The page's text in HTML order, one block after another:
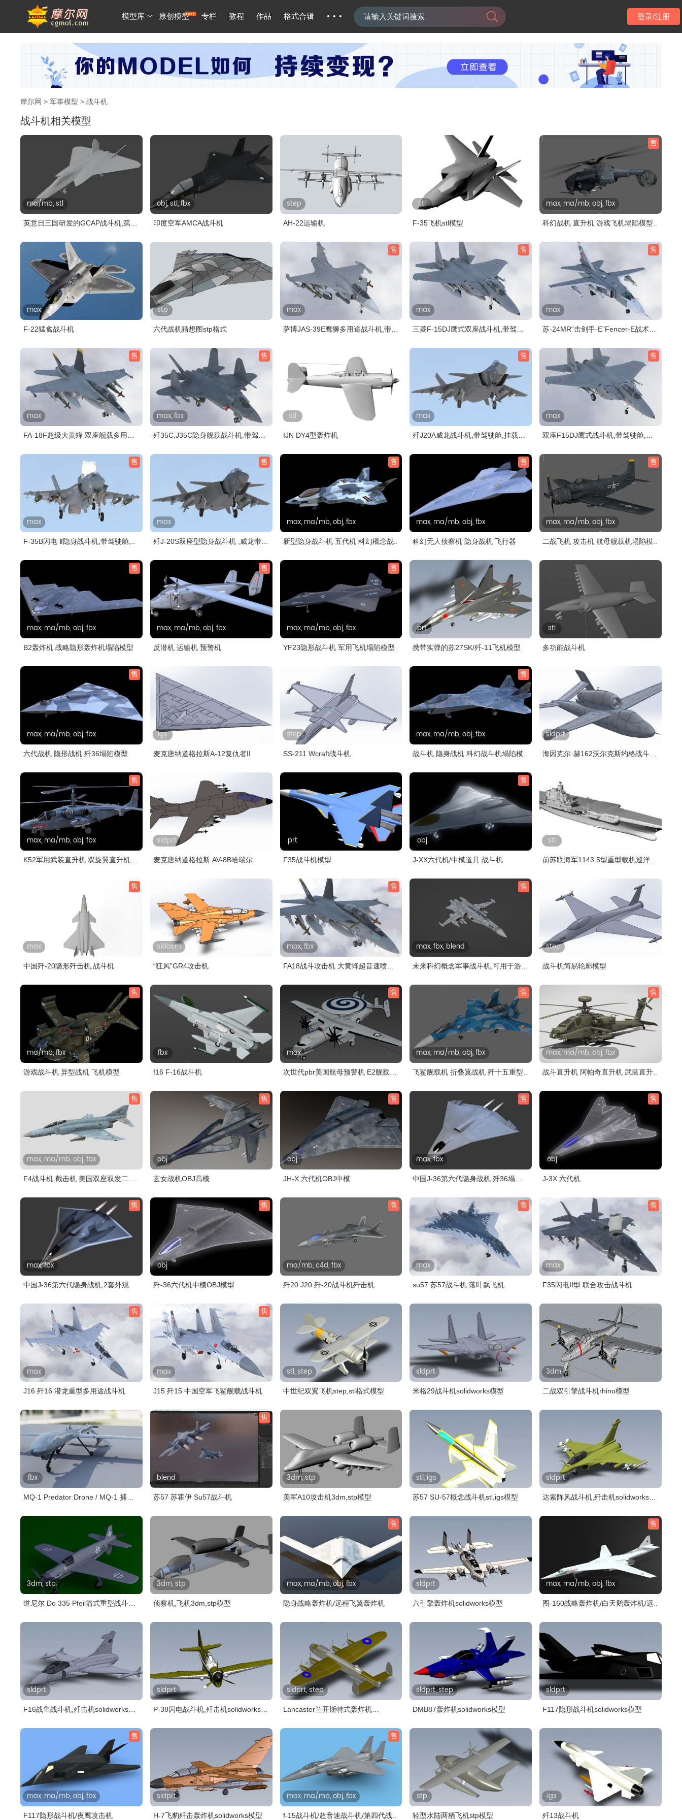
模型库 原创模型 专栏 教程 作品 格式合辑 ··· 登录/注册
摩尔网 > 军事模型 > 战斗机
战斗机相关模型
ma/mb, stl
英意日三国研发的GCAP战斗机,第六
obj, stl, fbx
印度空军AMCA战斗机
step
AH-22运输机
stl
F-35飞机stl模型
售
max, ma/mb, obj, fbx
科幻战机 直升机 游戏飞机塌陷模型..
max
F-22猛禽战斗机
stp
六代战机猜想图stp格式
售
max
萨博JAS-39E鹰狮多用途战斗机,带
售
max
三菱F-15DJ鹰式双座战斗机,带驾驶
售
max
苏-24MR“击剑手-E”Fencer-E战术
售
max
FA-18F超级大黄蜂 双座舰载多用途
售
max, fbx
歼35C,J35C隐身舰载战斗机.带驾驶
stl
IJN DY4型轰炸机
售
max
歼J20A威龙战斗机,带驾驶舱,挂载
售
max
双座F15DJ鹰式战斗机,带驾驶舱,挂
售
max
F-35B闪电 Ⅱ隐身战斗机,带驾驶舱,..
售
max
歼J-20S双座型隐身战斗机 ,威龙带
售
max, ma/mb, obj, fbx
新型隐身战斗机 五代机 科幻概念战..
售
max, ma/mb, obj, fbx
科幻无人侦察机 隐身战机 飞行器
售
max, ma/mb, obj, fbx
二战飞机 攻击机 航母舰载机塌陷模..
售
max, ma/mb, obj, fbx
B2轰炸机 战略隐形轰炸机塌陷模型
售
max, ma/mb, obj, fbx
反潜机 运输机 预警机
售
max, ma/mb, obj, fbx
YF23隐形战斗机 军用飞机塌陷模型
prt
携带实弹的苏27SK/歼-11飞机模型
stl
多功能战斗机
售
max, ma/mb, obj, fbx
六代战机 隐形战机 歼36塌陷模型
igs
麦克唐纳道格拉斯A-12复仇者II
step
SS-211 Wcraft战斗机
售
max, ma/mb, obj, fbx
战斗机 隐身战机 科幻战斗机塌陷模..
sldprt
海因克尔·赫162沃尔克斯约格战斗
售
max, ma/mb, obj, fbx
K52军用武装直升机 双旋翼直升机
sldprt
麦克唐纳道格拉斯 AV-8B哈瑞尔
prt
F35战斗机模型
售
obj
J-XX六代机/中模道具 战斗机
stl
前苏联海军1143.5型重型载机巡洋
售
max
中国歼-20隐形歼击机,战斗机
sldasm
“狂风”GR4攻击机
售
max, fbx
FA18战斗攻击机 大黄蜂超音速喷气
售
max, fbx, blend
未来科幻概念军事战斗机,可用于游
step
战斗机简易轮廓模型
售
ma/mb, fbx
游戏战斗机 异型战机 飞机模型
fbx
f16 F-16战斗机
售
max
次世代pbr美国航母预警机 E2舰载
售
max, ma/mb, obj, fbx
飞鲨舰载机 折叠翼战机 歼十五重型..
售
max, ma/mb, obj, fbx
战斗直升机 阿帕奇直升机 武装直升..
售
max, ma/mb, obj, fbx
F4战斗机 截击机 美国双座双发二
售
obj
玄女战机OBJ高模
售
obj
JH-X 六代机OBJ中模
售
max, fbx
中国J-36第六代隐身战机 歼36塌陷
售
obj
J-3X 六代机
售
max, fbx
中国J-36第六代隐身战机,2套外观
售
obj
歼-36六代机中模OBJ模型
售
ma/mb, c4d, fbx
歼20 J20 歼-20战斗机歼击机
售
max
su57 苏57战斗机 落叶飘飞机
售
max
F35闪电II型 联合攻击战斗机
售
max
J16 歼16 潜龙重型多用途战斗机
售
max
J15 歼15 中国空军飞鲨舰载战斗机
stl, step
中世纪双翼飞机step,stl格式模型
sldprt
米格29战斗机solidworks模型
3dm
二战双引擎战斗机rhino模型
fbx
MQ-1 Predator Drone / MQ-1 捕食
售
blend
苏57 苏霍伊 Su57战斗机
3dm, stp
美军A10攻击机3dm,stp模型
stl, igs
苏57 SU-57概念战斗机stl,igs模型
sldprt
达索阵风战斗机,歼击机solidworks
3dm, stp
道尼尔 Do 335 Pfeil箭式重型战斗
3dm, stp
侦察机,飞机3dm,stp模型
售
max, ma/mb, obj, fbx
隐身战略轰炸机/远程飞翼轰炸机
sldprt
六引擎轰炸机solidworks模型
售
max, ma/mb, obj, fbx
图-160战略轰炸机/白天鹅轰炸机/远..
sldprt
F16战隼战斗机,歼击机solidworks
sldprt
P-38闪电战斗机,歼击机solidworks
sldprt, step
Lancaster兰开斯特式轰炸机
sldprt, step
DMB87轰炸机solidworks模型
sldprt
F117隐形战斗机solidworks模型
售
max, ma/mb, obj, fbx
F117隐形战斗机/夜鹰攻击机
sldprt
H-7飞豹歼击轰炸机solidworks模型
售
max, ma/mb, obj, fbx
f-15战斗机/超音速战斗机/第四代战..
stp
轻型水陆两栖飞机stp模型
igs
歼13战斗机